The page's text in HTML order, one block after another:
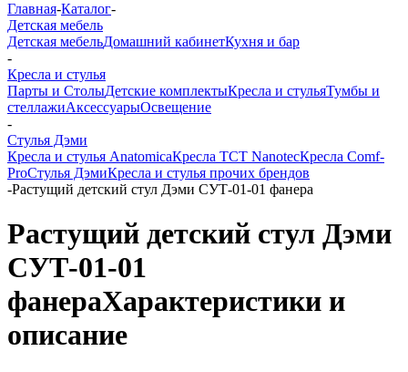
Главная-Каталог-
Детская мебель
Детская мебельДомашний кабинетКухня и бар
-
Кресла и стулья
Парты и СтолыДетские комплектыКресла и стульяТумбы и
стеллажиАксессуарыОсвещение
-
Стулья Дэми
Кресла и стулья AnatomicaКресла TCT NanotecКресла Comf-
ProСтулья ДэмиКресла и стулья прочих брендов
-Растущий детский стул Дэми СУТ-01-01 фанера
Растущий детский стул Дэми
СУТ-01-01
фанераХарактеристики и
описание